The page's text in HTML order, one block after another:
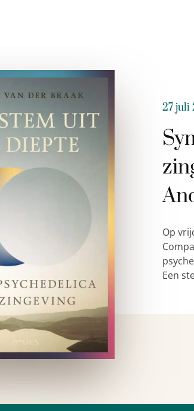
27 juli
Op
Een